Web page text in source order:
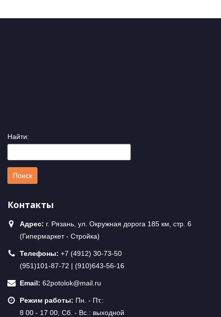
Найти:
Контакты
Адрес: г. Рязань, ул. Окружная дорога 185 км, стр. 6
(Гипермаркет - Стройка)
Телефоны: +7 (4912) 30-73-50
(951)101-87-72 | (910)643-56-16
Email: 62potolok@mail.ru
Режим работы: Пн. - Пт.:
8 00 - 17 00; Сб. - Вс.: выходной